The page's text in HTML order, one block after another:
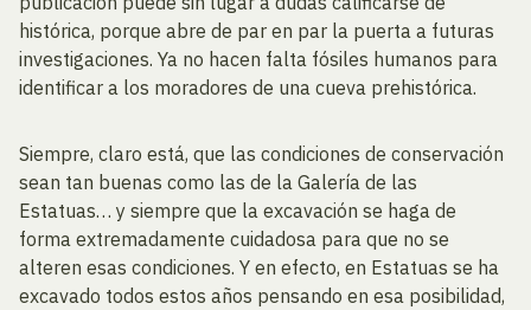
histórica, porque abre de par en par la puerta a futuras
investigaciones. Ya no hacen falta fósiles humanos para
identificar a los moradores de una cueva prehistórica.
Siempre, claro está, que las condiciones de conservación
sean tan buenas como las de la Galería de las
Estatuas… y siempre que la excavación se haga de
forma extremadamente cuidadosa para que no se
alteren esas condiciones. Y en efecto, en Estatuas se ha
excavado todos estos años pensando en esa posibilidad,